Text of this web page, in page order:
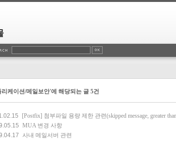
리케이션/메일보안'에 해당되는 글 5건
[Postfix] 첨부파일 용량 제한 관련(skipped message, greater
MUA 변경 사항
사내 메일서버 관련